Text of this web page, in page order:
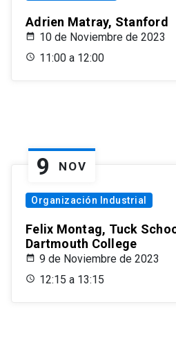
Adrien Matray, Stanford
10 de Noviembre de 2023
11:00 a 12:00
9 NOV
Organización Industrial
Felix Montag, Tuck
Dartmouth College
9 de Noviembre de 2023
12:15 a 13:15